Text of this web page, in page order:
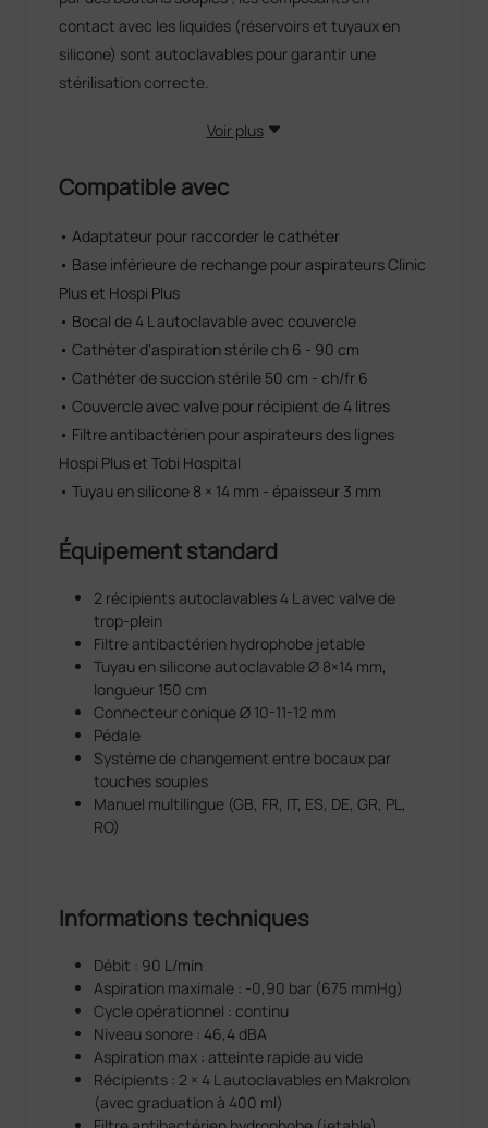
contact avec les liquides (réservoirs et tuyaux en
silicone) sont autoclavables pour garantir une
stérilisation correcte.
Voir plus
Compatible avec
• Adaptateur pour raccorder le cathéter
• Base inférieure de rechange pour aspirateurs Clinic
Plus et Hospi Plus
• Bocal de 4 L autoclavable avec couvercle
• Cathéter d'aspiration stérile ch 6 - 90 cm
• Cathéter de succion stérile 50 cm - ch/fr 6
• Couvercle avec valve pour récipient de 4 litres
• Filtre antibactérien pour aspirateurs des lignes
Hospi Plus et Tobi Hospital
• Tuyau en silicone 8 × 14 mm - épaisseur 3 mm
Équipement standard
2 récipients autoclavables 4 L avec valve de
trop-plein
Filtre antibactérien hydrophobe jetable
Tuyau en silicone autoclavable Ø 8×14 mm,
longueur 150 cm
Connecteur conique Ø 10-11-12 mm
Pédale
Système de changement entre bocaux par
touches souples
Manuel multilingue (GB, FR, IT, ES, DE, GR, PL,
RO)
Informations techniques
Débit : 90 L/min
Aspiration maximale : -0,90 bar (675 mmHg)
Cycle opérationnel : continu
Niveau sonore : 46,4 dBA
Aspiration max : atteinte rapide au vide
Récipients : 2 × 4 L autoclavables en Makrolon
(avec graduation à 400 ml)